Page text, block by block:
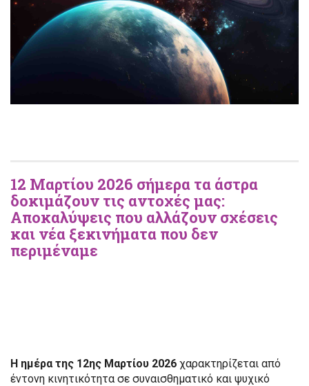
12 Μαρτίου 2026 σήμερα τα άστρα
δοκιμάζουν τις αντοχές μας:
Αποκαλύψεις που αλλάζουν σχέσεις
και νέα ξεκινήματα που δεν
περιμέναμε
Η ημέρα της 12ης Μαρτίου 2026 χαρακτηρίζεται από
έντονη κινητικότητα σε συναισθηματικό και ψυχικό